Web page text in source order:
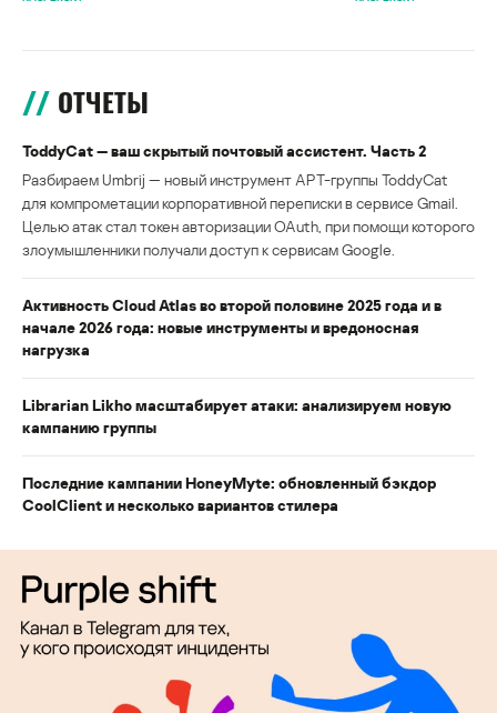
ОТЧЕТЫ
ToddyCat — ваш скрытый почтовый ассистент. Часть 2
Разбираем Umbrij — новый инструмент APT-группы ToddyCat
для компрометации корпоративной переписки в сервисе Gmail.
Целью атак стал токен авторизации OAuth, при помощи которого
злоумышленники получали доступ к сервисам Google.
Активность Cloud Atlas во второй половине 2025 года и в
начале 2026 года: новые инструменты и вредоносная
нагрузка
Librarian Likho масштабирует атаки: анализируем новую
кампанию группы
Последние кампании HoneyMyte: обновленный бэкдор
CoolClient и несколько вариантов стилера